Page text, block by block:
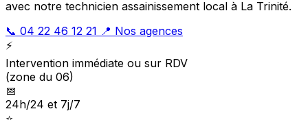
avec notre technicien assainissement local à La Trinité.
📞 04 22 46 12 21 📍 Nos agences
⚡
Intervention immédiate ou sur RDV
(zone du 06)
📅
24h/24 et 7j/7